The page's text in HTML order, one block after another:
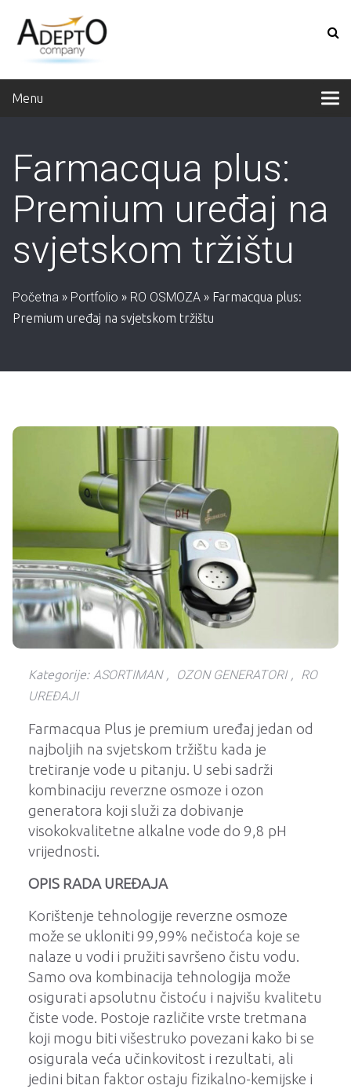
Menu
Farmacqua plus:
Premium uređaj na
svjetskom tržištu
Početna » Portfolio » RO OSMOZA » Farmacqua plus:
Premium uređaj na svjetskom tržištu
Kategorije: ASORTIMAN , OZON GENERATORI ,
RO
UREĐAJI
Farmacqua Plus je premium uređaj jedan od
najboljih na svjetskom tržištu kada je
tretiranje vode u pitanju. U sebi sadrži
kombinaciju reverzne osmoze i ozon
generatora koji služi za dobivanje
visokokvalitetne alkalne vode do 9,8 pH
vrijednosti.
OPIS RADA UREĐAJA
Korištenje tehnologije reverzne osmoze
može se ukloniti 99,99% nečistoća koje se
nalaze u vodi i pružiti savršeno čistu vodu.
Samo ova kombinacija tehnologija može
osigurati apsolutnu čistoću i najvišu kvalitetu
čiste vode. Postoje različite vrste tretmana
koji mogu biti višestruko povezani kako bi se
osigurala veća učinkovitost i rezultati, ali
jedini bitan faktor ostaju fizikalno-kemijske i